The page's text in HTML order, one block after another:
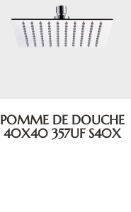
POMME DE DOUCHE
40X40 357UF S40X